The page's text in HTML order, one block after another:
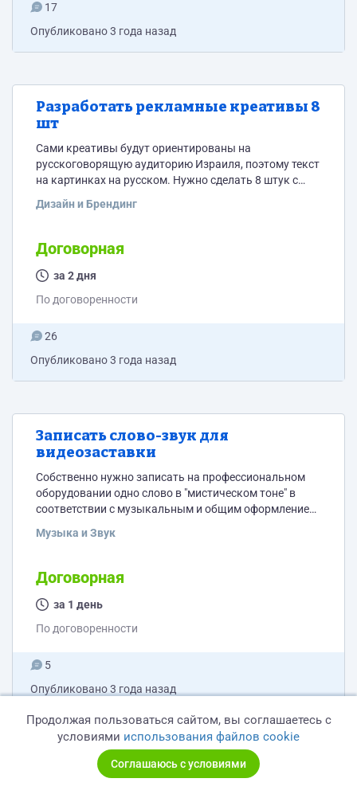
17
Опубликовано3 года назад
Разработать рекламные креативы 8
шт
Сами креативы будут ориентированы на
русскоговорящую аудиторию Израиля, поэтому текст
на картинках на русском. Нужно сделать 8 штук с
TRADE CAR! Почему? Ответ: Большой выбор
до 2023 года, до 3-х лет гарантии на основные узлы и
агрегаты На картинке: много красивых машин
разных марок, картинка обязательно яркая и сочная.
Дизайн и Брендинг
Договорная
за 2 дня
По договоренности
26
Опубликовано3 года назад
Записать слово-звук для
видеозаставки
Собственно нужно записать на профессиональном
оборудовании одно слово в "мистическом тоне" в
соответствии с музыкальным и общим оформлением
аббревиатуру AIDA. Приложение: 1. превью
интонация и содержание звука
Музыка и Звук
Договорная
за 1 день
По договоренности
5
Опубликовано3 года назад
Разработка бота на Go для
отправки данных из Whatsapp в
Продолжая пользоваться сайтом, вы соглашаетесь с
условиями использования файлов cookie
Соглашаюсь с условиями